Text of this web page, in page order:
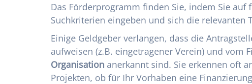
Das Förderprogramm finden Sie, indem Sie auf
Suchkriterien eingeben und sich die relevanten
Einige Geldgeber verlangen, dass die
aufweisen (z.B. eingetragener Verein) und vom
Organisation anerkannt sind. Sie erkennen oft
Projekten, ob für Ihr Vorhaben eine